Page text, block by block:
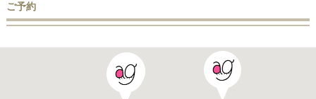
ご予約